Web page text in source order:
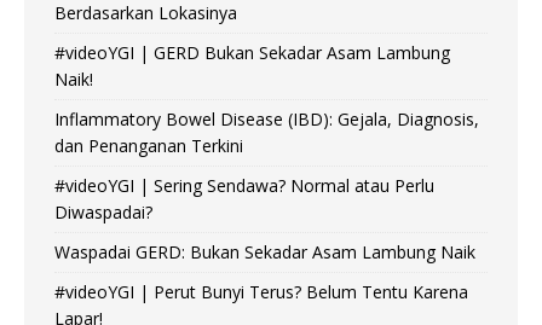
Berdasarkan Lokasinya
#videoYGI | GERD Bukan Sekadar Asam Lambung
Naik!
Inflammatory Bowel Disease (IBD): Gejala, Diagnosis,
dan Penanganan Terkini
#videoYGI | Sering Sendawa? Normal atau Perlu
Diwaspadai?
Waspadai GERD: Bukan Sekadar Asam Lambung Naik
#videoYGI | Perut Bunyi Terus? Belum Tentu Karena
Lapar!